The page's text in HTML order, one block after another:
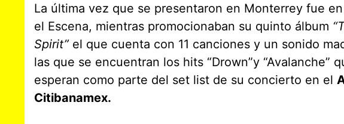
La última vez que se presentaron en Monterrey fue
el Escena, mientras promocionaban su quinto álbum
Spirit”el que cuenta con 11 canciones y un sonido
las que se encuentran los hits “Drown”y “Avalanche”
esperan como parte del set list de su concierto en el
Citibanamex.